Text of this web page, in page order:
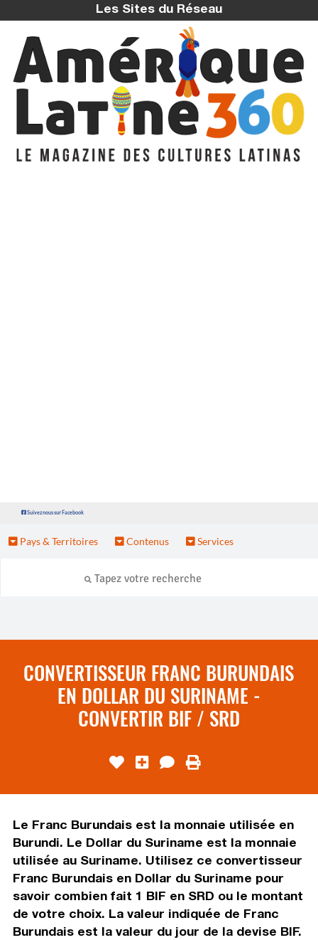
Les Sites du Réseau
Suivez nous sur Facebook
Pays & Territoires Contenus Services
CONVERTISSEUR FRANC BURUNDAIS
EN DOLLAR DU SURINAME -
CONVERTIR BIF / SRD
Le Franc Burundais est la monnaie utilisée en
Burundi. Le Dollar du Suriname est la monnaie
utilisée au Suriname. Utilisez ce convertisseur
Franc Burundais en Dollar du Suriname pour
savoir combien fait 1 BIF en SRD ou le montant
de votre choix. La valeur indiquée de Franc
Burundais est la valeur du jour de la devise BIF.